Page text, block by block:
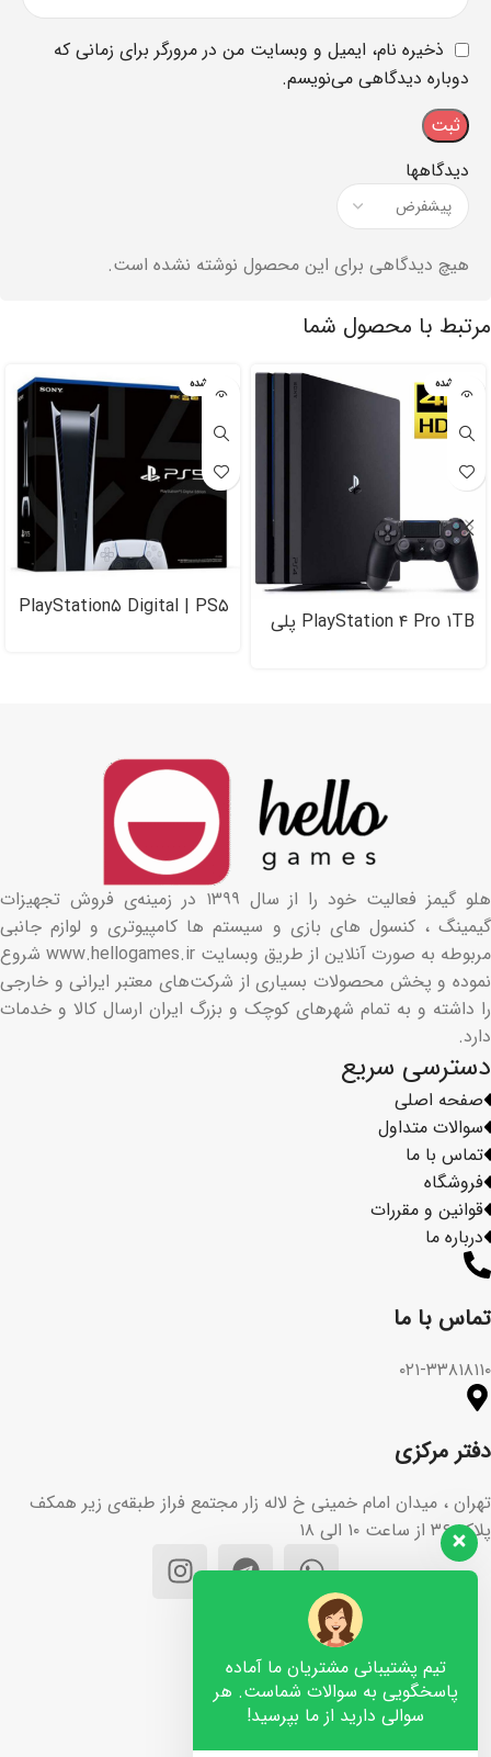
دیدگاهها
هیچ دیدگاهی برای این محصول نوشته نشده است.
ذخیره نام، ایمیل و وبسایت من در مرورگر برای زمانی که
دوباره دیدگاهی می‌نویسم.
مرتبط با محصول شما
تمام شده
PlayStation ۴ Pro ۱TB پلی
تمام شده
PlayStation۵ Digital | PS۵
تماس با ما​
۰۲۱-۳۳۸۱۸۱۱۰
دفتر مرکزی
تهران ، میدان امام خمینی خ لاله زار مجتمع فراز طبقه‌ی زیر همکف
پلاک ۳۶ از ساعت ۱۰ الی ۱۸
فروشگاه
قوانین و مقررات
درباره ما
دسترسی سریع
صفحه اصلی
سوالات متداول
تماس با ما
هلو گیمز فعالیت خود را از سال ۱۳۹۹ در زمینه‌ی فروش تجهیزات
گیمینگ ، کنسول های بازی و سیستم ها کامپیوتری و لوازم جانبی
مربوطه به صورت آنلاین از طریق وبسایت www.hellogames.ir شروع
نموده و پخش محصولات بسیاری از شرکت‌های معتبر ایرانی و خارجی
را داشته و به تمام شهرهای کوچک و بزرگ ایران ارسال کالا و خدمات
دارد.
تیم پشتیبانی مشتریان ما آماده
پاسخگویی به سوالات شماست. هر
سوالی دارید از ما بپرسید!